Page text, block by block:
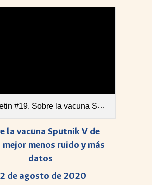
Sobre la vacuna Sputnik V de Rusia mejor menos ruido y más datos.pdf
la vacuna Sputnik V de
mejor menos ruido y más
datos
de agosto de 2020